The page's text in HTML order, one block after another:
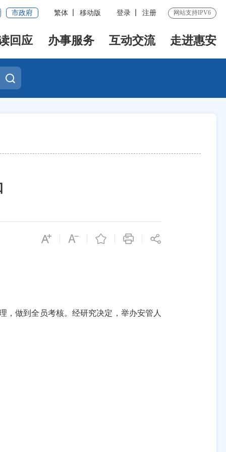
市政府 繁体 移动版 登录 注册 网站支持IPV6
回应 办事服务 互动交流 走进惠安
，做到全员考核。经研究决定 ， 举办安管 人